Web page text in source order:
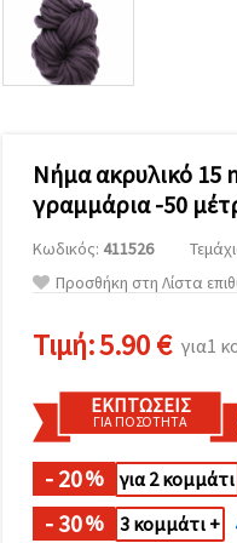
επισκεψιμότητα
και να
προβάλλουμε
πιο σχετικό
περιεχόμενο
άλλων με
τη βοήθεια
των
συνεργατών
μας για
χρησιμοποιήσετε
όλα τα
cookies
κάνοντας
κλικ στον
ιστότοπο!
Νήμα ακρυλικό
γραμμάρια -50
Κωδικός: 411526
Προσθήκη στη Λίστα
Τιμή:5.90 € για1
ΕΚΠΤΏΣΕΙΣ
ΓΙΑ ΠΟΣΌΤΗΤΑ
- 20% για 2 κομμάτι
- 30% 3 κομμάτι +